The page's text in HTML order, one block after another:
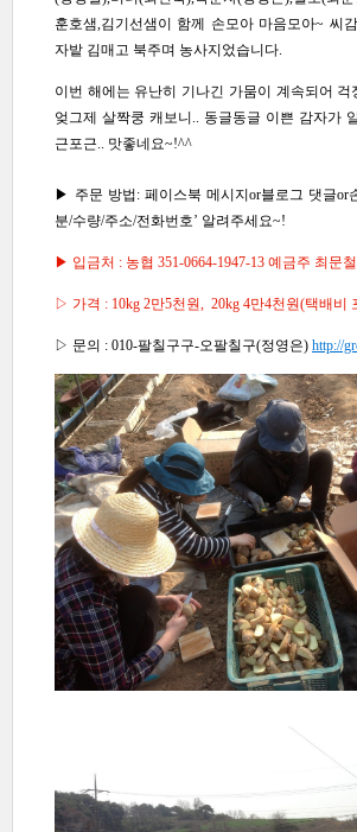
훈호샘,김기선샘이 함께 손모아 마음모아~ 씨
자밭 김매고 북주며 농사지었습니다.
이번 해에는 유난히 기나긴 가뭄이 계속되어 걱
엊그제 살짝쿵 캐보니.. 동글동글 이쁜 감자가
근포근.. 맛좋네요~!^^
▶ 주문 방법: 페이스북 메시지or블로그 댓글or
분/수량/주소/전화번호’ 알려주세요~!
▶ 입금처 : 농협 351-0664-1947-13 예금주 최문철
▷ 가격 : 10kg 2만5천원, 20kg 4만4천원(택배비
▷ 문의 : 010-팔칠구구-오팔칠구(정영은) http://